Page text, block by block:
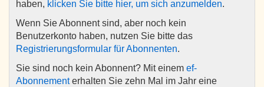
haben, klicken Sie bitte hier, um sich anzumelden.
Wenn Sie Abonnent sind, aber noch kein
Benutzerkonto haben, nutzen Sie bitte das
Registrierungsformular für Abonnenten.
Sie sind noch kein Abonnent? Mit einem ef-
Abonnementerhalten Sie zehn Mal im Jahr eine